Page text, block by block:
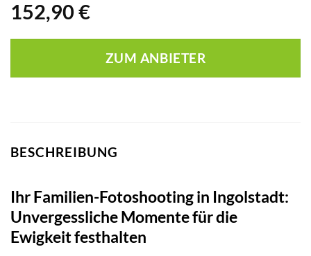
152,90 €
ZUM ANBIETER
BESCHREIBUNG
Ihr Familien-Fotoshooting in Ingolstadt:
Unvergessliche Momente für die
Ewigkeit festhalten